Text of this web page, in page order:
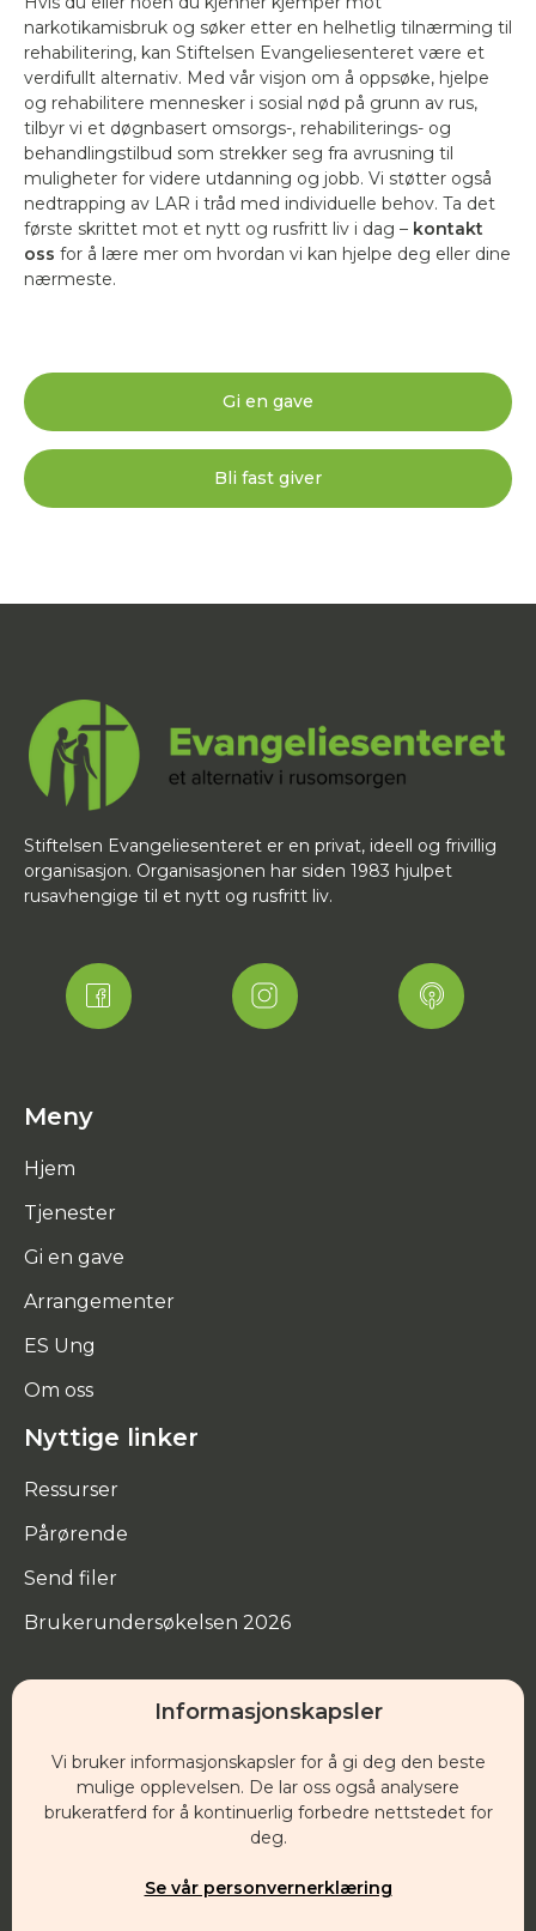
Informasjonskapsler
Vi bruker informasjonskapsler for å gi deg den beste
mulige opplevelsen. De lar oss også analysere
brukeratferd for å kontinuerlig forbedre nettstedet for
deg.
Se vår personvernerklæring
narkotikamisbruk og søker etter en helhetlig tilnærming til
rehabilitering, kan Stiftelsen Evangeliesenteret være et
verdifullt alternativ. Med vår visjon om å oppsøke, hjelpe
og rehabilitere mennesker i sosial nød på grunn av rus,
tilbyr vi et døgnbasert omsorgs-, rehabiliterings- og
behandlingstilbud som strekker seg fra avrusning til
muligheter for videre utdanning og jobb. Vi støtter også
nedtrapping av LAR i tråd med individuelle behov. Ta det
første skrittet mot et nytt og rusfritt liv i dag – kontakt
oss for å lære mer om hvordan vi kan hjelpe deg eller dine
nærmeste.
Gi en gave
Bli fast giver
Stiftelsen Evangeliesenteret er en privat, ideell og frivillig
organisasjon. Organisasjonen har siden 1983 hjulpet
rusavhengige til et nytt og rusfritt liv.
Meny
Hjem
Tjenester
Gi en gave
Arrangementer
ES Ung
Om oss
Nyttige linker
Ressurser
Pårørende
Send filer
Brukerundersøkelsen 2026
Hovedkontor
Besøksadresse:
Klostergata 29